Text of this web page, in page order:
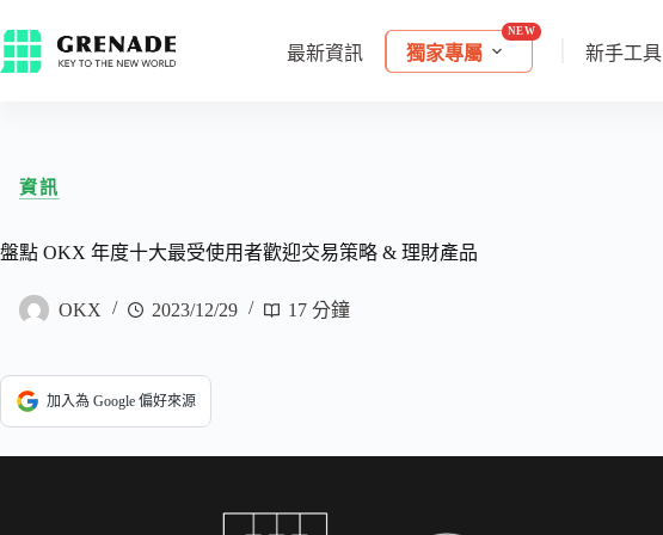
最新資訊 獨家專屬 新手工具
資訊
盤點 OKX 年度十大最受使用者歡迎交易策略 & 理財產品
OKX 2023/12/29 17 分鐘
加入為 Google 偏好來源